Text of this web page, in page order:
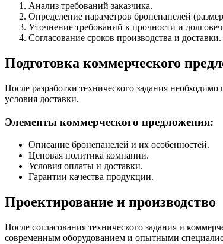
Анализ требований заказчика.
Определение параметров бронепанелей
Уточнение требований к прочности и
Согласование сроков производства и доставки.
Подготовка коммерческого
После разработки технического задания
условия доставки.
Элементы коммерческого предложения:
Описание бронепанелей и их особенностей.
Ценовая политика компании.
Условия оплаты и доставки.
Гарантии качества продукции.
Проектирование и производство
После согласования технического задания и
современным оборудованием и опытными